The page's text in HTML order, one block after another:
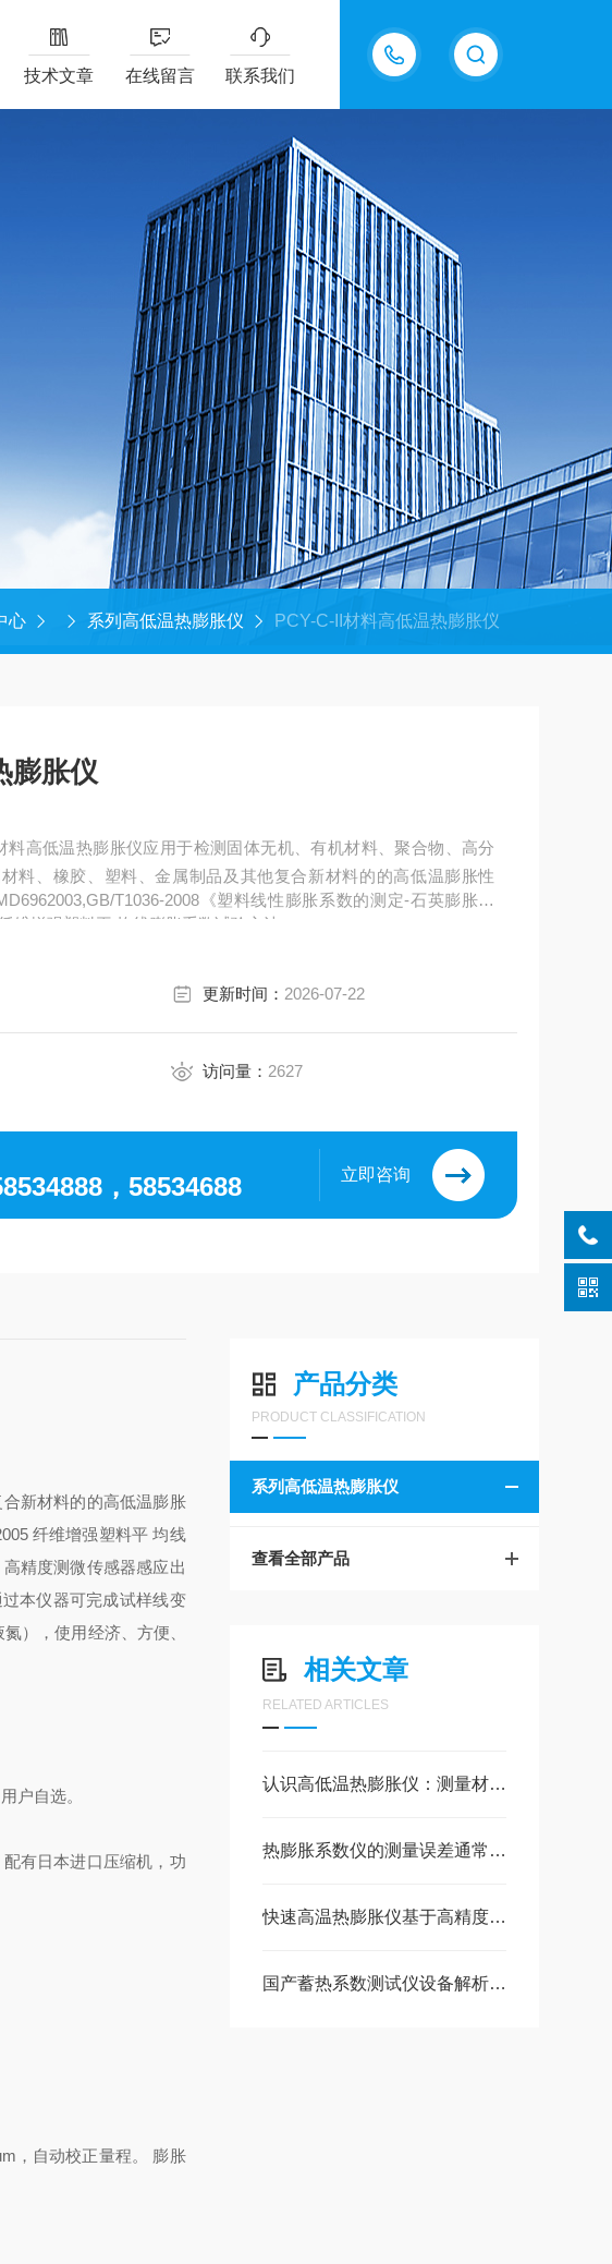
13607322318
技术文章 在线留言 联系我们
心 系列高低温热膨胀仪 PCY-C-II材料高低温热膨胀仪
膨胀仪
料高低温热膨胀仪应用于检测固体无机、有机材料、聚合物、高分
料、橡胶、塑料、金属制品及其他复合新材料的的高低温膨胀性
T1036-2008《塑料线性膨胀系数的测定-石英膨胀计
维增强塑料平 均线膨胀系数试验方法。
更新时间： 2026-07-22
访问量： 2627
，58534688 立即咨询
产品分类
PRODUCT CLASSIFICATION
系列高低温热膨胀仪
查看全部产品
相关文章
RELATED ARTICLES
认识高低温热膨胀仪：测量材料“冷热身形”的科学工具
热膨胀系数仪的测量误差通常可控制在很小的范围内
快速高温热膨胀仪基于高精度的机械位移测量技术
国产蓄热系数测试仪设备解析｜湘潭湘仪 CRM-II 仪器参数实测说明
新材料的的高低温膨胀
纤维增强塑料平 均线
精度测微传感器感应出
本仪器可完成试样线变
），使用经济、方便、
户自选。
有日本进口压缩机，功
，自动校正量程。 膨胀